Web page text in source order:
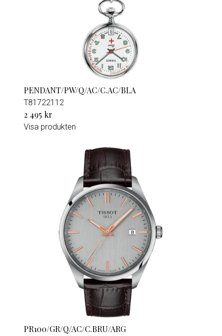
PENDANT/PW/Q/AC/C.AC/BLA
T81722112
2 495 kr
Visa produkten
PR100/GR/Q/AC/C.BRU/ARG